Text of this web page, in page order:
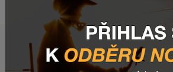
NAPOSLEDY PŘIDANÉ PRODUKTY